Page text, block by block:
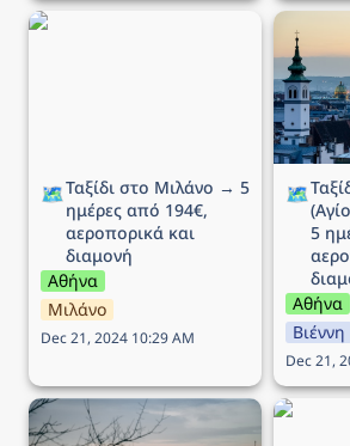
Ταξίδι στο Μιλάνο → 5
🗺️Ταξίδι στο Μιλάνο → 5
ημέρες από 194€,
αεροπορικά και
διαμονή
Αθήνα
Μιλάνο
Dec 21, 2024 10:29 AM
Ταξίδι
από
και
🗺️
5
Αθήνα
Βιέννη
Dec 21,
Ταξίδι στην Βουδαπέστη
→ 4 ημέρες (ΠΣΚ) από
Ταξίδι